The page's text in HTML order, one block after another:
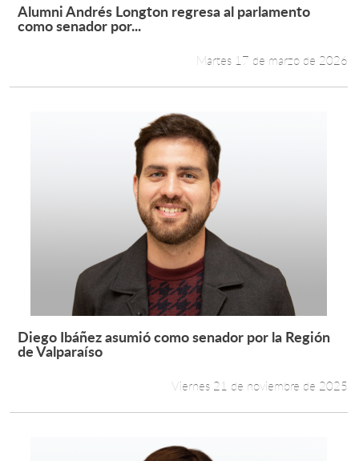
Leer más +
Alumni Andrés Longton regresa al parlamento
como senador por...
Martes 17 de marzo de 2026
Leer más +
Diego Ibáñez asumió como senador por la Región
de Valparaíso
Viernes 21 de noviembre de 2025